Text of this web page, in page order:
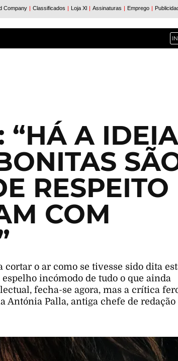
“HÁ A IDEIA
RESPEITO
COM
cortar o ar como se tivesse sido dita
incómodo de tudo o que ainda
fecha-se agora, mas a crítica
Antónia Palla, antiga chefe de redação